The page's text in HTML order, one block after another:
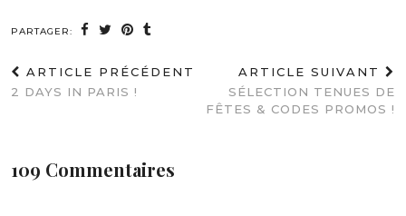
PARTAGER:
ARTICLE PRÉCÉDENT
2 DAYS IN PARIS !
ARTICLE SUIVANT
SÉLECTION TENUES DE
FÊTES & CODES PROMOS !
109 Commentaires